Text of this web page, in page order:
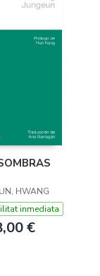
HWANG
inmediata
€